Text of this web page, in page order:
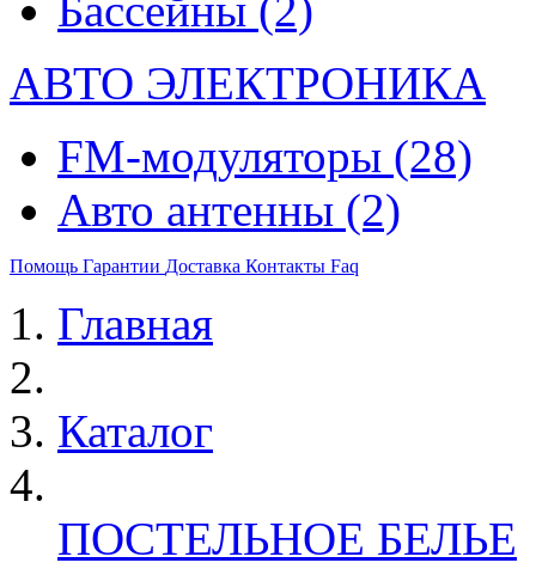
АВТО ЭЛЕКТРОНИКА
FM-модуляторы (28)
Авто антенны (2)
Помощь Гарантии Доставка Контакты Faq
Главная
Каталог
ПОСТЕЛЬНОЕ БЕЛЬЕ